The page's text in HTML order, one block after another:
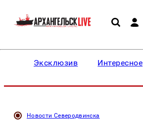
Эксклюзив Интересное
Новости Северодвинска